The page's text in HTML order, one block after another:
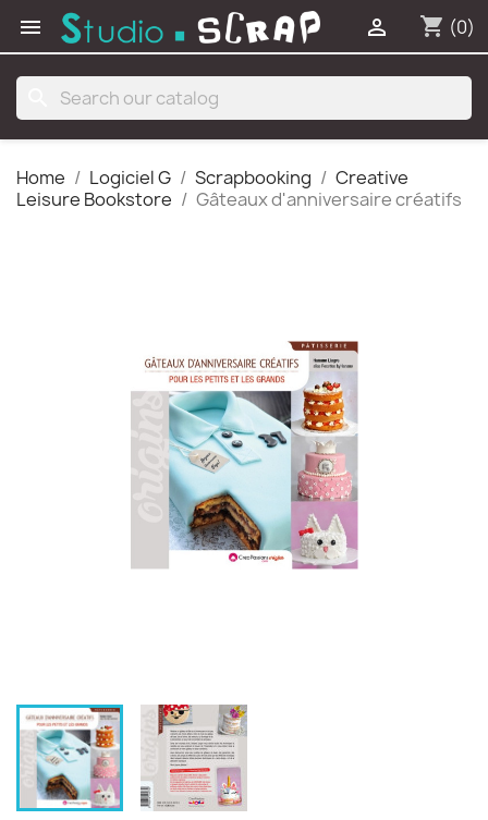
 shopping_cart (0)

Home Logiciel G Scrapbooking
Creative
Leisure Bookstore
Gâteaux d'anniversaire créatifs